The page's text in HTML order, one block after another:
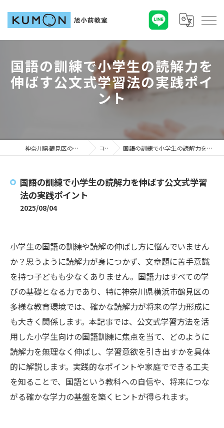
国語の訓練で小学生の読解力を
伸ばす公文式学習法の実践ポイ
ント
神奈川県鶴見区の塾ならKUMON旭小前教室 コラム 国語の訓練で小学生の読解力を伸ばす公文式学習法の実践ポイント
国語の訓練で小学生の読解力を伸ばす公文式学習
法の実践ポイント
2025/08/04
小学生の国語の訓練や読解の伸ばし方に悩んでいません
か？思うように読解力が身につかず、文章題に苦手意識
を持つ子どもも少なくありません。国語力はすべての学
びの基礎となる力であり、特に神奈川県横浜市鶴見区の
多様な教育環境では、確かな読解力が将来の学力形成に
も大きく関係します。本記事では、公文式学習方法を活
用した小学生向けの国語訓練に焦点を当て、どのように
読解力を無理なく伸ばし、学習意欲を引き出すかを具体
的に解説します。実践的なポイントや家庭でできる工夫
を知ることで、国語という教科への自信や、将来につな
がる確かな学力の基盤を築くヒントが得られます。